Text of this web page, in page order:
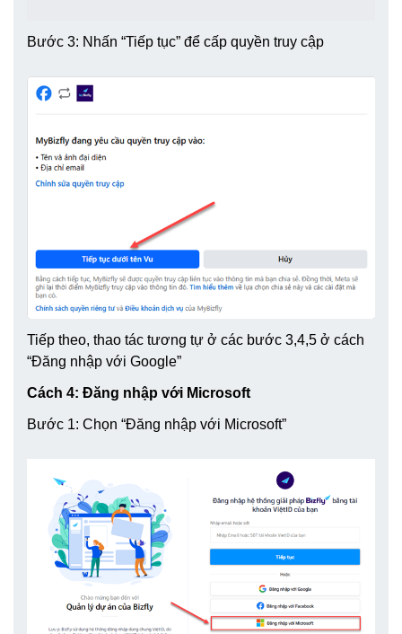
Bước 3: Nhấn “Tiếp tục” để cấp quyền truy cập
Tiếp theo, thao tác tương tự ở các bước 3,4,5 ở cách
“Đăng nhập với Google”
Cách 4: Đăng nhập với Microsoft
Bước 1: Chọn “Đăng nhập với Microsoft”